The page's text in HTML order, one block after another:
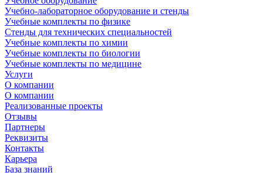
Учебно-лабораторное оборудование и стенды
Учебные комплекты по физике
Стенды для технических специальностей
Учебные комплекты по химии
Учебные комплекты по биологии
Учебные комплекты по медицине
Услуги
О компании
О компании
Реализованные проекты
Отзывы
Партнеры
Реквизиты
Контакты
Карьера
База знаний